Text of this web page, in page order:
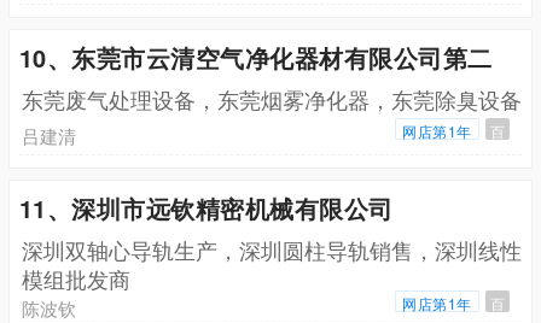
10、东莞市云清空气净化器材有限公司第二
东莞废气处理设备，东莞烟雾净化器，东莞除臭设备
吕建清 网店第1年 百
11、深圳市远钦精密机械有限公司
深圳双轴心导轨生产，深圳圆柱导轨销售，深圳线性
模组批发商
陈波钦 网店第1年 百